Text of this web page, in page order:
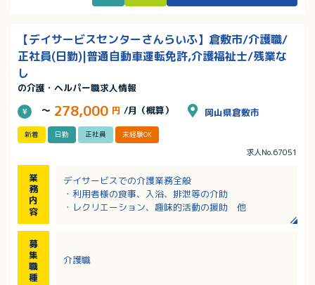
【デイサービスセンターさんらいふ】倉敷市/介護職/
正社員(日勤)|普通自動車運転免許,介護福祉士/残業な
し
の介護・ヘルパー職求人情報
～ 278,000 円 /月（概算） 岡山県倉敷市
新着 日勤 正社員 未経験OK
求人No.67051
業
務
内
容
デイサービスでの介護業務全般
・利用者様の食事、入浴、排泄等の介助
・レクリエーション、趣味的活動の援助 他
募
集
職
種
介護職